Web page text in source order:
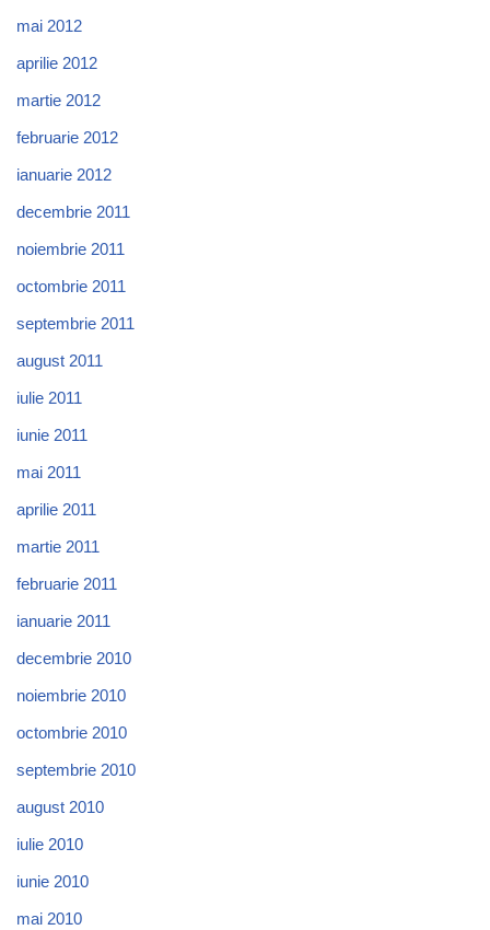
mai 2012
aprilie 2012
martie 2012
februarie 2012
ianuarie 2012
decembrie 2011
noiembrie 2011
octombrie 2011
septembrie 2011
august 2011
iulie 2011
iunie 2011
mai 2011
aprilie 2011
martie 2011
februarie 2011
ianuarie 2011
decembrie 2010
noiembrie 2010
octombrie 2010
septembrie 2010
august 2010
iulie 2010
iunie 2010
mai 2010